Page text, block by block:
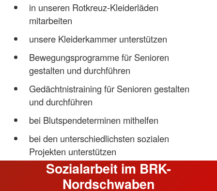
in unseren Rotkreuz-Kleiderläden
mitarbeiten
unsere Kleiderkammer unterstützen
Bewegungsprogramme für Senioren
gestalten und durchführen
Gedächtnistraining für Senioren gestalten
und durchführen
bei Blutspendeterminen mithelfen
bei den unterschiedlichsten sozialen
Projekten unterstützen
Sozialarbeit im BRK-
Nordschwaben